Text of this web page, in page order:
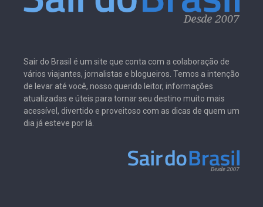
Sair do Brasil é um site que conta com a colaboração de
vários viajantes, jornalistas e blogueiros. Temos a intenção
de levar até você, nosso querido leitor, informações
atualizadas e úteis para tornar seu destino muito mais
acessível, divertido e proveitoso com as dicas de quem um
dia já esteve por lá.